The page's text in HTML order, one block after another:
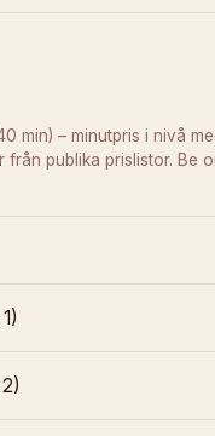
min) – minutpris i nivå
från publika prislistor. Be